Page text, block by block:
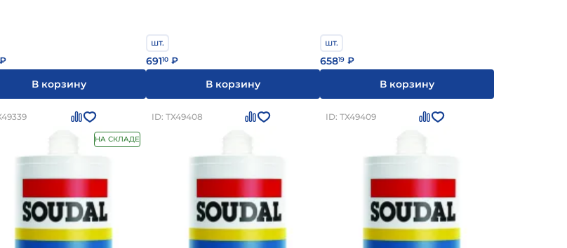
₽
В корзину
шт.
69110 ₽
В корзину
шт.
65819 ₽
В корзину
НА СКЛАДЕ
ID: ТХ49408 ID: ТХ49409